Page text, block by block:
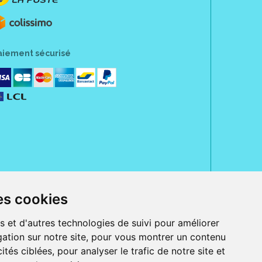
cookies
et d'autres technologies de suivi pour améliorer
sur notre site, pour vous montrer un contenu
ciblées, pour analyser le trafic de notre site et
sécurisé
Jeanne d' Harcourt, 80300 Albert.
ordonnance.
et iPod touch), ou sur Google Play (pour Androïd 5.0 ou version
Bancontact, PayPal.